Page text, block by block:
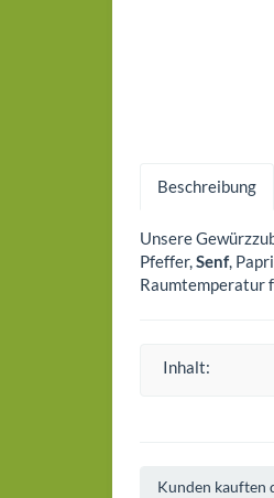
Beschreibung
Unsere
Pfeffer,Senf,
Raumtemperatur
Inhalt:
Kunden kauften